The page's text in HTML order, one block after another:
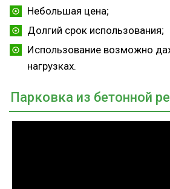
Небольшая цена;
Долгий срок использования;
Использование возможно
нагрузках.
Парковка из бетонной